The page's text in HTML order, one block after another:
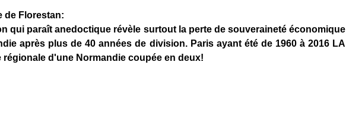
de Florestan:
qui paraît anedoctique révèle surtout la perte de souveraineté économique
après plus de 40 années de division. Paris ayant été de 1960 à 2016 LA
régionale d'une Normandie coupée en deux!